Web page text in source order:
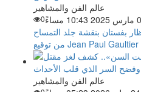
عالم الفن والمشاهير
0
بفستان بنقشة جلد التمساح
من توقيع Jean Paul Gaultier
عالم الفن والمشاهير